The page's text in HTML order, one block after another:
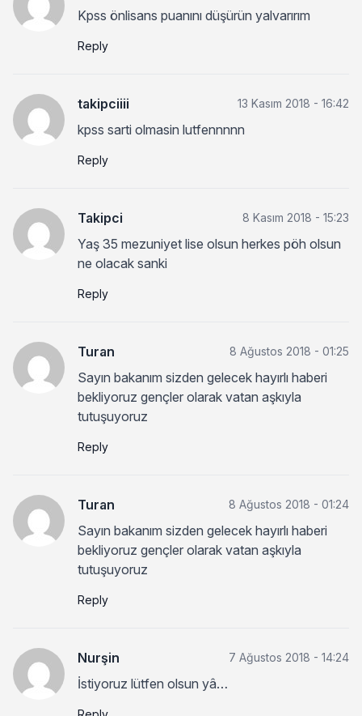
Kpss önlisans puanını düşürün yalvarırım
Reply
takipciiii 13 Kasım 2018 - 16:42
kpss sarti olmasin lutfennnnn
Reply
Takipci 8 Kasım 2018 - 15:23
Yaş 35 mezuniyet lise olsun herkes pöh olsun
ne olacak sanki
Reply
Turan 8 Ağustos 2018 - 01:25
Sayın bakanım sizden gelecek hayırlı haberi
bekliyoruz gençler olarak vatan aşkıyla
tutuşuyoruz
Reply
Turan 8 Ağustos 2018 - 01:24
Sayın bakanım sizden gelecek hayırlı haberi
bekliyoruz gençler olarak vatan aşkıyla
tutuşuyoruz
Reply
Nurşin 7 Ağustos 2018 - 14:24
İstiyoruz lütfen olsun yâ…